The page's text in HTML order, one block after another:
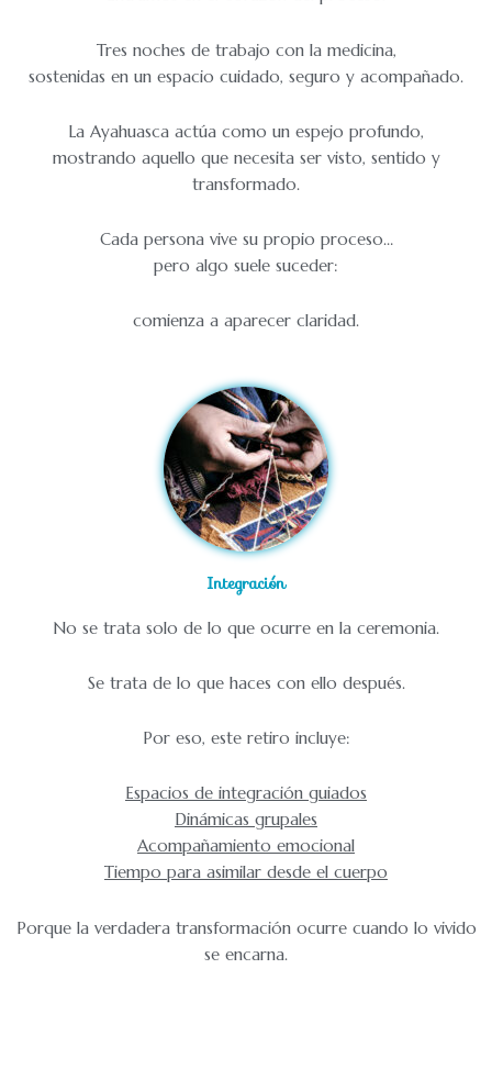
Tres noches de trabajo con la medicina,
sostenidas en un espacio cuidado, seguro y acompañado.
La Ayahuasca actúa como un espejo profundo,
mostrando aquello que necesita ser visto, sentido y
transformado.
Cada persona vive su propio proceso…
pero algo suele suceder:
comienza a aparecer claridad.
Integración
No se trata solo de lo que ocurre en la ceremonia.
Se trata de lo que haces con ello después.
Por eso, este retiro incluye:
Espacios de integración guiados
Dinámicas grupales
Acompañamiento emocional
Tiempo para asimilar desde el cuerpo
Porque la verdadera transformación ocurre cuando lo vivido
se encarna.